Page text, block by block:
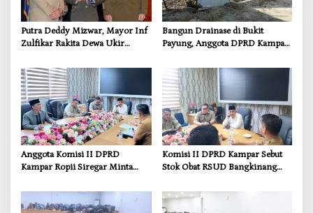
Putra Deddy Mizwar, Mayor Inf
Zulfikar Rakita Dewa Ukir
Serikat
Bangun Drainase di Bukit
Payung, Anggota DPRD Kampar
Infrastruktur yang Menyentuh
Kebutuhan Dasar
Anggota Komisi II DPRD
Kampar Ropii Siregar Minta
Ancaman Kekosongan Obat
demi Wujudkan Kampar Dihati
Komisi II DPRD Kampar Sebut
Stok Obat RSUD Bangkinang